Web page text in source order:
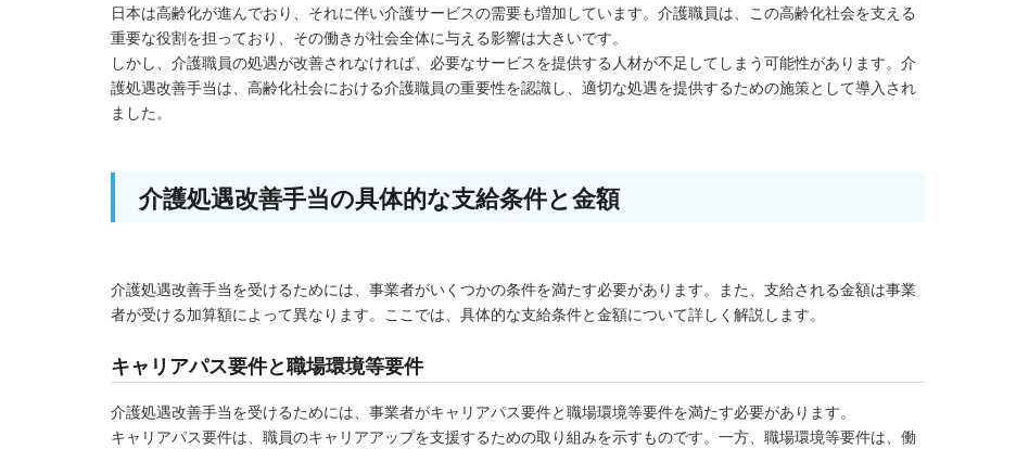
日本は高齢化が進んでおり、それに伴い介護サービスの需要も増加しています。介護職員は、この高齢化社会を支える
重要な役割を担っており、その働きが社会全体に与える影響は大きいです。
しかし、介護職員の処遇が改善されなければ、必要なサービスを提供する人材が不足してしまう可能性があります。介
護処遇改善手当は、高齢化社会における介護職員の重要性を認識し、適切な処遇を提供するための施策として導入され
ました。
介護処遇改善手当の具体的な支給条件と金額
介護処遇改善手当を受けるためには、事業者がいくつかの条件を満たす必要があります。また、支給される金額は事業
者が受ける加算額によって異なります。ここでは、具体的な支給条件と金額について詳しく解説します。
キャリアパス要件と職場環境等要件
介護処遇改善手当を受けるためには、事業者がキャリアパス要件と職場環境等要件を満たす必要があります。
キャリアパス要件は、職員のキャリアアップを支援するための取り組みを示すものです。一方、職場環境等要件は、働